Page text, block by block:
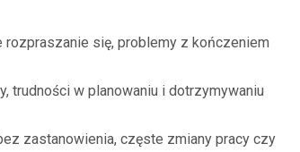
rozpraszanie się, problemy z kończeniem
trudności w planowaniu i dotrzymywaniu
zastanowienia, częste zmiany pracy czy